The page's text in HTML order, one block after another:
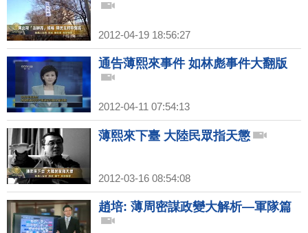
2012-04-19 18:56:27
通告薄熙來事件 如林彪事件大翻版
2012-04-11 07:54:13
薄熙來下臺 大陸民眾指天懲
2012-03-16 08:54:08
趙培: 薄周密謀政變大解析—軍隊篇